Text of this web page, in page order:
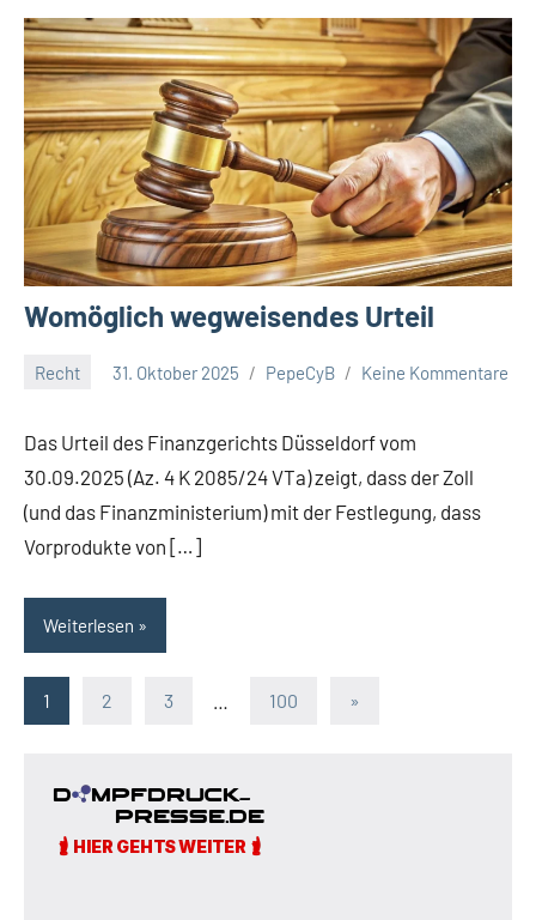
Womöglich wegweisendes Urteil
Recht 31. Oktober 2025 PepeCyB Keine Kommentare
Das Urteil des Finanzgerichts Düsseldorf vom
30.09.2025 (Az. 4 K 2085/24 VTa) zeigt, dass der Zoll
(und das Finanzministerium) mit der Festlegung, dass
Vorprodukte von […]
Weiterlesen
Seitennummerierung
Beiträge
1 2 3 100
Nächste
»